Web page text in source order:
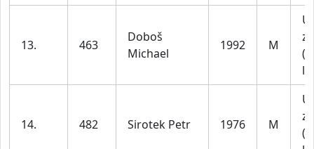
13. 463
Doboš
Michael
1992 M
14. 482 Sirotek Petr 1976 M